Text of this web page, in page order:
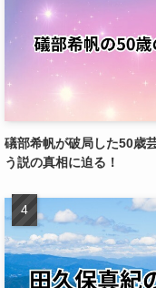
礒部希帆が破局した50歳
う説の真相に迫る！